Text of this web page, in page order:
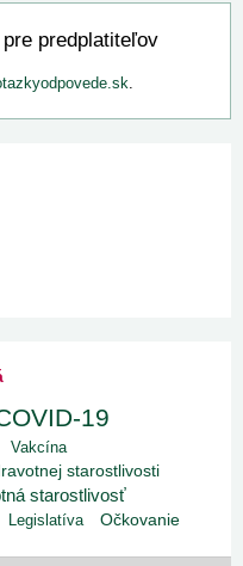
predplatiteľov
.
19
Vakcína
starostlivosti
starostlivosť
Legislatíva Očkovanie